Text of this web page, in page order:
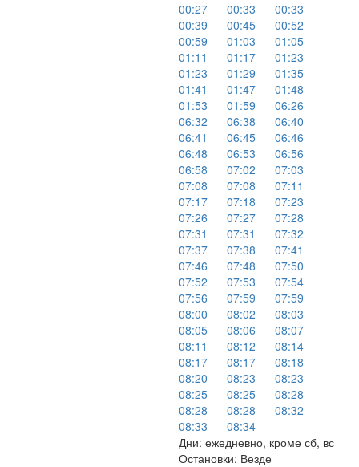
00:27
00:33
00:33
00:39
00:45
00:52
00:59
01:03
01:05
01:11
01:17
01:23
01:23
01:29
01:35
01:41
01:47
01:48
01:53
01:59
06:26
06:32
06:38
06:40
06:41
06:45
06:46
06:48
06:53
06:56
06:58
07:02
07:03
07:08
07:08
07:11
07:17
07:18
07:23
07:26
07:27
07:28
07:31
07:31
07:32
07:37
07:38
07:41
07:46
07:48
07:50
07:52
07:53
07:54
07:56
07:59
07:59
08:00
08:02
08:03
08:05
08:06
08:07
08:11
08:12
08:14
08:17
08:17
08:18
08:20
08:23
08:23
08:25
08:25
08:28
08:28
08:28
08:32
08:33
08:34
Дни: ежедневно, кроме сб, вс
Остановки: Везде